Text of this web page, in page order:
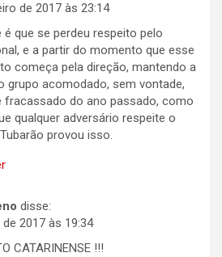
de 2017 às 23:14
é que se perdeu respeito pelo
e a partir do momento que esse
começa pela direção, mantendo a
grupo acomodado, sem vontade,
fracassado do ano passado, como
qualquer adversário respeite o
provou isso.
disse:
2017 às 19:34
CATARINENSE !!!